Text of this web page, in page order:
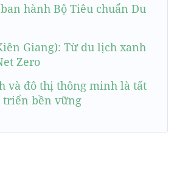
hành Bộ Tiêu chuẩn Du
Giang): Từ du lịch xanh
Zero
và đô thị thông minh là tất
triển bền vững